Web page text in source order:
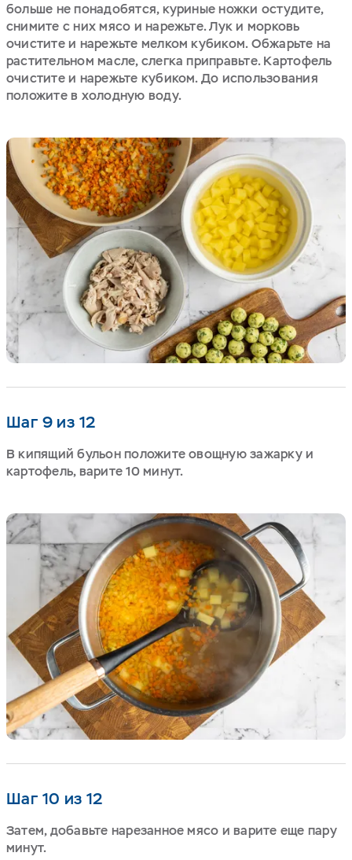
больше не понадобятся, куриные ножки остудите,
снимите с них мясо и нарежьте. Лук и морковь
очистите и нарежьте мелком кубиком. Обжарьте на
растительном масле, слегка приправьте. Картофель
очистите и нарежьте кубиком. До использования
положите в холодную воду.
Шаг 9 из 12
В кипящий бульон положите овощную зажарку и
картофель, варите 10 минут.
Шаг 10 из 12
Затем, добавьте нарезанное мясо и варите еще пару
минут.